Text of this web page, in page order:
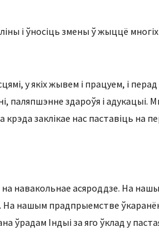
і ўносіць змены ў жыццё
у якіх жывем і працуем, і
паляпшэнне здароўя і адукацыі.
заклікае нас паставіць на
навакольнае асяроддзе. На
На нашым прадпрыемстве
Індыі за яго ўклад у